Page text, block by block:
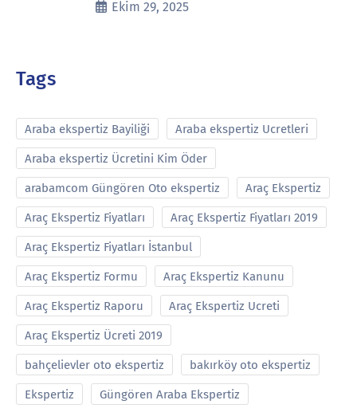
Ekim 29, 2025
Tags
Araba ekspertiz Bayiliği Araba ekspertiz Ucretleri
Araba ekspertiz Ücretini Kim Öder
arabamcom Güngören Oto ekspertiz Araç Ekspertiz
Araç Ekspertiz Fiyatları Araç Ekspertiz Fiyatları 2019
Araç Ekspertiz Fiyatları İstanbul
Araç Ekspertiz Formu Araç Ekspertiz Kanunu
Araç Ekspertiz Raporu Araç Ekspertiz Ucreti
Araç Ekspertiz Ücreti 2019
bahçelievler oto ekspertiz bakırköy oto ekspertiz
Ekspertiz Güngören Araba Ekspertiz